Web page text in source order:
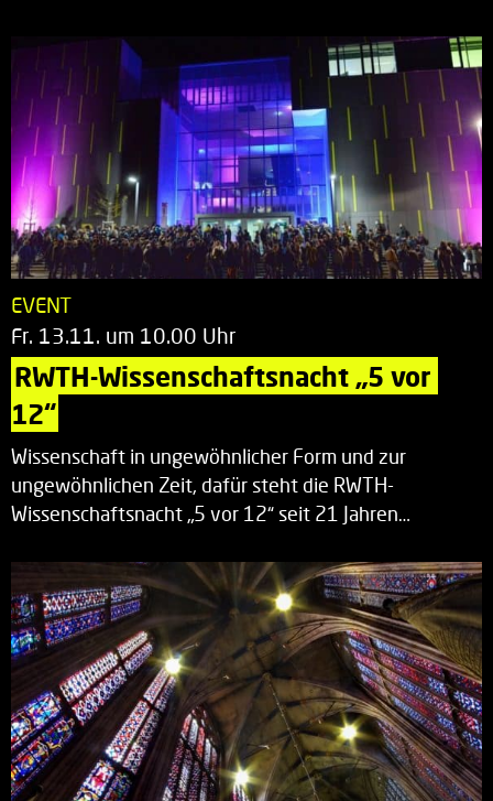
EVENT
Fr. 13.11. um 10.00 Uhr
RWTH-Wissenschaftsnacht „5 vor
12“
Wissenschaft in ungewöhnlicher Form und zur
ungewöhnlichen Zeit, dafür steht die RWTH-
Wissenschaftsnacht „5 vor 12“ seit 21 Jahren…